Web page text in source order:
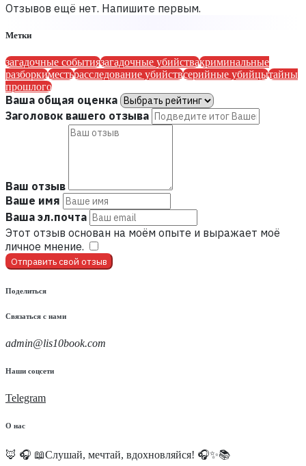
Отзывов ещё нет. Напишите первым.
Метки
загадочные событиязагадочные убийствакриминальные
разборкиместьрасследование убийствсерийные убийцытайны
прошлого
Ваша общая оценка
Заголовок вашего отзыва
Ваш отзыв
Ваше имя
Ваша эл.почта
Этот отзыв основан на моём опыте и выражает моё
личное мнение.
Отправить свой отзыв
Поделиться
Связаться с нами
admin@lis10book.com
Наши соцсети
Telegram
О нас
🦊 🎧 📖Слушай, мечтай, вдохновляйся! 🎧✨📚